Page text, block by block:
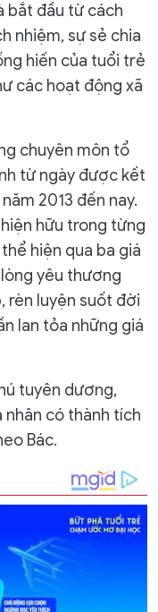
bắt đầu từ cách
nhiệm, sự sẻ chia
hiến của tuổi trẻ
các hoạt động xã
chuyên môn tổ
từ ngày được kết
2013 đến nay.
hữu trong từng
hiện qua ba giá
yêu thương
rèn luyện suốt đời
lan tỏa những giá
tuyên dương,
nhân có thành tích
Bác.